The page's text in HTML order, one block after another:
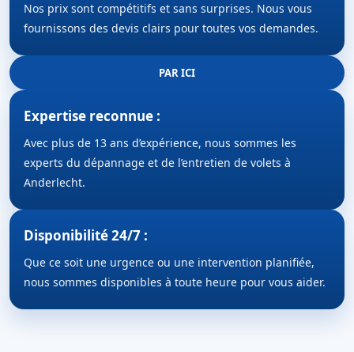
Nos prix sont compétitifs et sans surprises. Nous vous
fournissons des devis clairs pour toutes vos demandes.
PAR ICI
Expertise reconnue :
Avec plus de 13 ans d’expérience, nous sommes les
experts du dépannage et de l’entretien de volets à
Anderlecht.
Disponibilité 24/7 :
Que ce soit une urgence ou une intervention planifiée,
nous sommes disponibles à toute heure pour vous aider.